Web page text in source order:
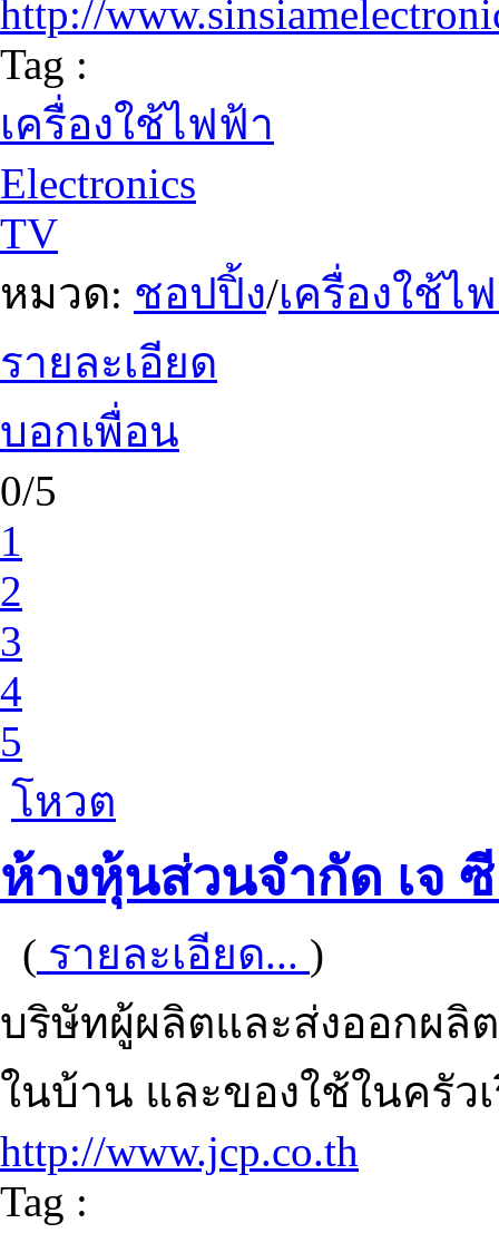
http://
Tag :
เครื่องใช้ไฟฟ้า
Electronics
TV
หมวด: ชอปปิ้ง/เครื่องใช้ไ
รายละเอียด
บอกเพื่อน
0/5
1
2
3
4
5
โหวต
ห้างหุ้นส่วนจำกัด เจ
( รายละเอียด... )
บริษัทผู้ผลิตและส่งออกผ
ในบ้าน และของใช้ในครัว
http://www.jcp.co.th
Tag :